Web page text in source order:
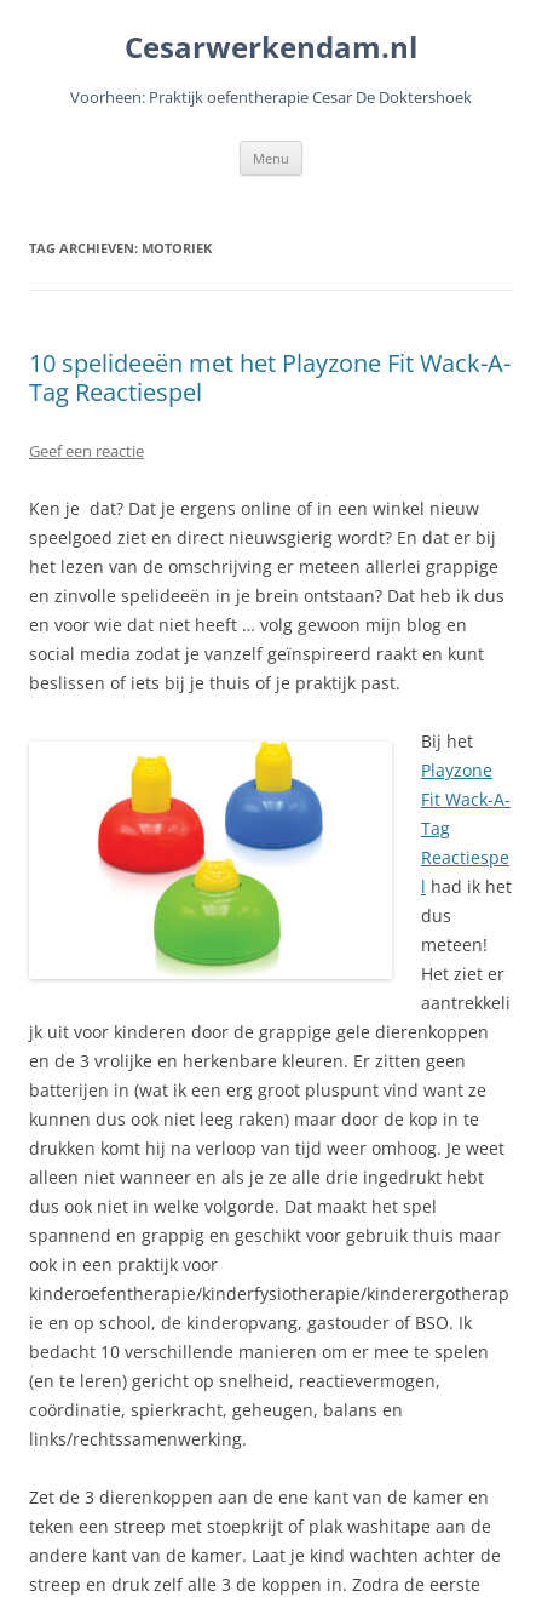
Cesarwerkendam.nl
Voorheen: Praktijk oefentherapie Cesar De Doktershoek
Menu
TAG ARCHIEVEN: MOTORIEK
10 spelideeën met het Playzone Fit Wack-A-
Tag Reactiespel
Geef een reactie
Ken je dat? Dat je ergens online of in een winkel nieuw
speelgoed ziet en direct nieuwsgierig wordt? En dat er bij
het lezen van de omschrijving er meteen allerlei grappige
en zinvolle spelideeën in je brein ontstaan? Dat heb ik dus
en voor wie dat niet heeft … volg gewoon mijn blog en
social media zodat je vanzelf geïnspireerd raakt en kunt
beslissen of iets bij je thuis of je praktijk past.
Bij het
Playzone
Fit Wack-A-
Tag
Reactiespe
l had ik het
dus
meteen!
Het ziet er
aantrekkeli
jk uit voor kinderen door de grappige gele dierenkoppen
en de 3 vrolijke en herkenbare kleuren. Er zitten geen
batterijen in (wat ik een erg groot pluspunt vind want ze
kunnen dus ook niet leeg raken) maar door de kop in te
drukken komt hij na verloop van tijd weer omhoog. Je weet
alleen niet wanneer en als je ze alle drie ingedrukt hebt
dus ook niet in welke volgorde. Dat maakt het spel
spannend en grappig en geschikt voor gebruik thuis maar
ook in een praktijk voor
kinderoefentherapie/kinderfysiotherapie/kinderergotherap
ie en op school, de kinderopvang, gastouder of BSO. Ik
bedacht 10 verschillende manieren om er mee te spelen
(en te leren) gericht op snelheid, reactievermogen,
coördinatie, spierkracht, geheugen, balans en
links/rechtssamenwerking.
Zet de 3 dierenkoppen aan de ene kant van de kamer en
teken een streep met stoepkrijt of plak washitape aan de
andere kant van de kamer. Laat je kind wachten achter de
streep en druk zelf alle 3 de koppen in. Zodra de eerste